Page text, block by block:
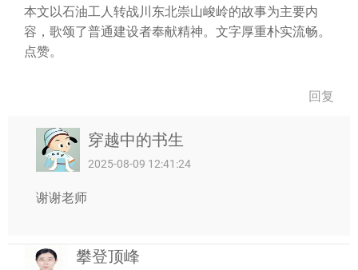
本文以石油工人转战川东北崇山峻岭的故事为主要内
容，歌颂了普通建设者奉献精神。文字厚重朴实流畅。
点赞。
回复
穿越中的书生
2025-08-09 12:41:24
谢谢老师
攀登顶峰